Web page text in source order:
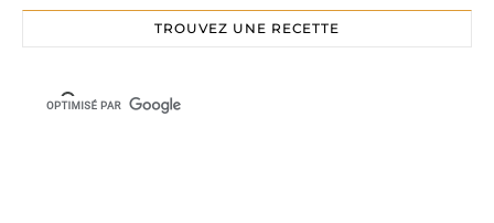
TROUVEZ UNE RECETTE